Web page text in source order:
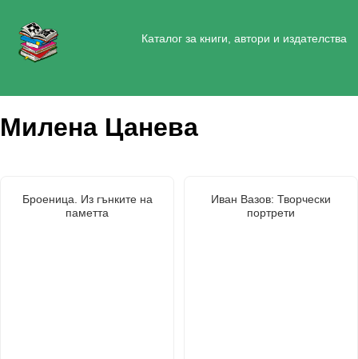
Каталог за книги, автори и издателства
Милена Цанева
Броеница. Из гънките на
паметта
Иван Вазов: Творчески
портрети